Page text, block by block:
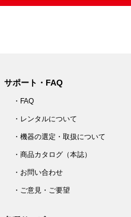
サポート・FAQ
・FAQ
・レンタルについて
・機器の選定・取扱について
・商品カタログ（本誌）
・お問い合わせ
・ご意見・ご要望